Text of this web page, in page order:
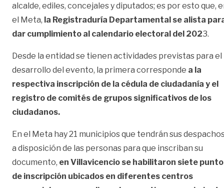
alcalde, ediles, concejales y diputados; es por esto que,
el Meta, la Registraduría Departamental se alista
dar cumplimiento al calendario electoral del 2023.
Desde la entidad se tienen actividades previstas para el
desarrollo del evento, la primera corresponde a la
respectiva inscripción de la cédula de ciudadanía y el
registro de comités de grupos significativos de los
ciudadanos.
En el Meta hay 21 municipios que tendrán sus
a disposición de las personas para que inscriban su
documento, en Villavicencio se habilitaron siete
de inscripción ubicados en diferentes centros